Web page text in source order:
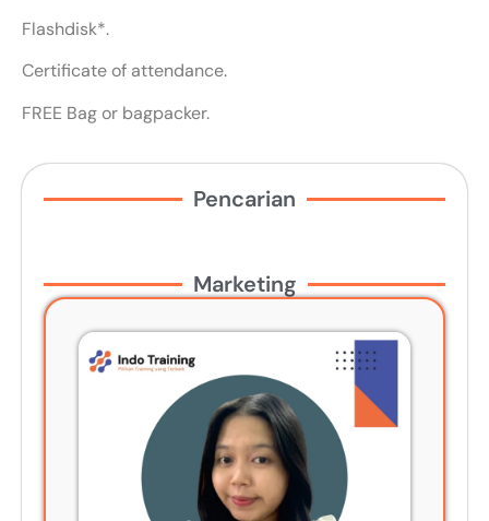
Flashdisk*.
Certificate of attendance.
FREE Bag or bagpacker.
Pencarian
Marketing